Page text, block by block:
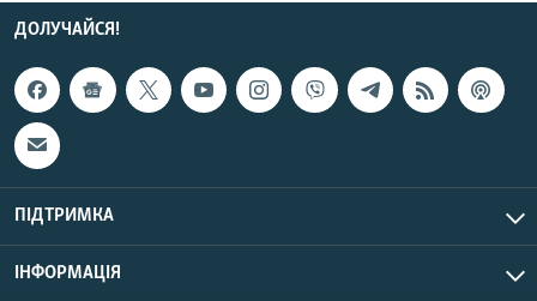
ДОЛУЧАЙСЯ!
ПІДТРИМКА
ІНФОРМАЦІЯ